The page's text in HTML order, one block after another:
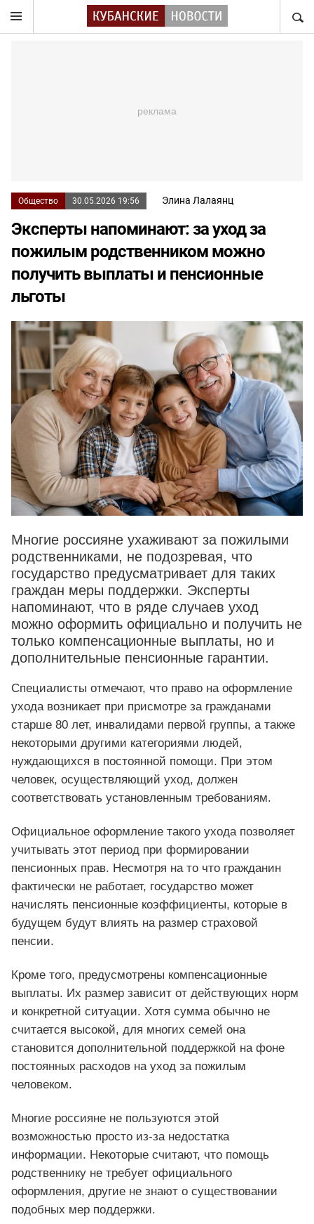
Общество 30.05.2026 19:56 Элина Лалаянц
Эксперты напоминают: за уход за
пожилым родственником можно
получить выплаты и пенсионные
льготы
Многие россияне ухаживают за пожилыми
родственниками, не подозревая, что
государство предусматривает для таких
граждан меры поддержки. Эксперты
напоминают, что в ряде случаев уход
можно оформить официально и получить не
только компенсационные выплаты, но и
дополнительные пенсионные гарантии.
Специалисты отмечают, что право на оформление
ухода возникает при присмотре за гражданами
старше 80 лет, инвалидами первой группы, а также
некоторыми другими категориями людей,
нуждающихся в постоянной помощи. При этом
человек, осуществляющий уход, должен
соответствовать установленным требованиям.
Официальное оформление такого ухода позволяет
учитывать этот период при формировании
пенсионных прав. Несмотря на то что гражданин
фактически не работает, государство может
начислять пенсионные коэффициенты, которые в
будущем будут влиять на размер страховой
пенсии.
Кроме того, предусмотрены компенсационные
выплаты. Их размер зависит от действующих норм
и конкретной ситуации. Хотя сумма обычно не
считается высокой, для многих семей она
становится дополнительной поддержкой на фоне
постоянных расходов на уход за пожилым
человеком.
Многие россияне не пользуются этой
возможностью просто из-за недостатка
информации. Некоторые считают, что помощь
родственнику не требует официального
оформления, другие не знают о существовании
подобных мер поддержки.